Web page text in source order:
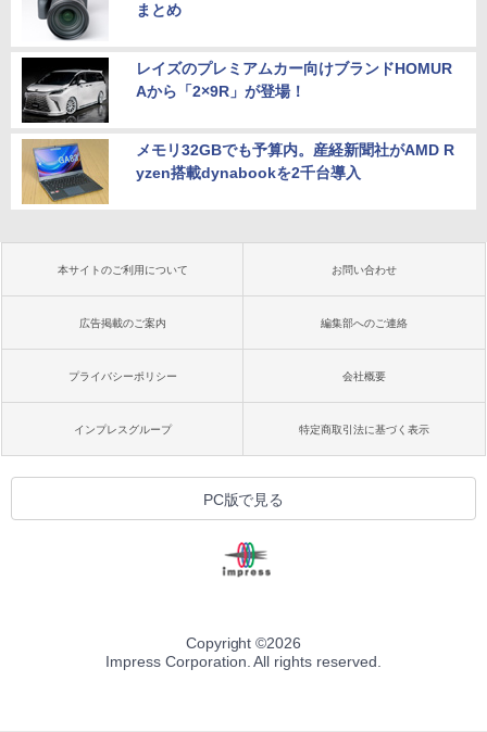
まとめ
レイズのプレミアムカー向けブランドHOMUR
Aから「2×9R」が登場！
メモリ32GBでも予算内。産経新聞社がAMD R
yzen搭載dynabookを2千台導入
本サイトのご利用について お問い合わせ
広告掲載のご案内 編集部へのご連絡
プライバシーポリシー 会社概要
インプレスグループ 特定商取引法に基づく表示
PC版で見る
Copyright ©2026
Impress Corporation. All rights reserved.